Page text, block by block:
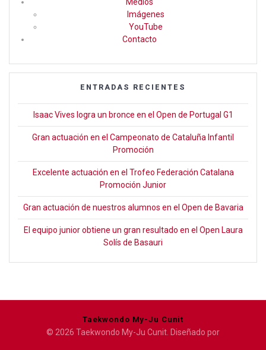
Imágenes
YouTube
Contacto
ENTRADAS RECIENTES
Isaac Vives logra un bronce en el Open de Portugal G1
Gran actuación en el Campeonato de Cataluña Infantil
Promoción
Excelente actuación en el Trofeo Federación Catalana
Promoción Junior
Gran actuación de nuestros alumnos en el Open de Bavaria
El equipo junior obtiene un gran resultado en el Open Laura
Solís de Basauri
Taekwondo My-Ju Cunit
© 2026 Taekwondo My-Ju Cunit. Diseñado por